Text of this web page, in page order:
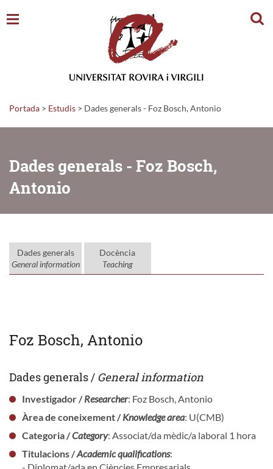
Portada > Estudis > Dades generals - Foz Bosch, Antonio
Dades generals - Foz Bosch,
Antonio
Dades generals
General information
Docència
Teaching
Foz Bosch, Antonio
Dades generals / General information
Investigador /Researcher: Foz Bosch, Antonio
Àrea de coneixement /Knowledge area: U(CMB)
Categoria /Category: Associat/da mèdic/a laboral 1 hora
Titulacions /Academic qualifications:
- Diplomat/ada en Ciències Empresarials